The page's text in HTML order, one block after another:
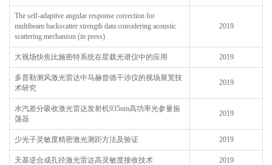
The self-adaptive angular response correction for
multibeam backscatter strength data considering acoustic
scattering mechanism (in press)
2019
大视场快焦比施密特系统在星载光谱仪中的应用 2019
多普勒测风激光雷达中马赫曾德干涉仪的视场展宽技
术研究
2019
水汽差分吸收激光雷达发射机935nm高功率光参量振
荡器
2019
少光子灵敏度精密激光测距方法及验证 2019
天基逆合成孔径激光雷达高灵敏度接收技术 2019